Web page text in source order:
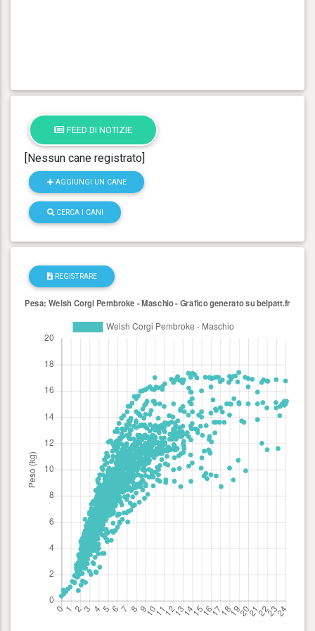
FEED DI NOTIZIE
[Nessun cane registrato]
AGGIUNGI UN CANE
CERCA I CANI
REGISTRARE